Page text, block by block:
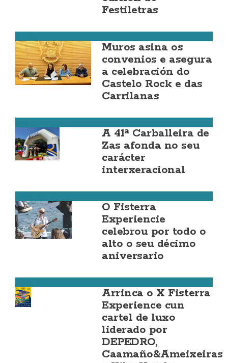
Festiletras
Muros asina os
convenios e asegura
a celebración do
Castelo Rock e das
Carrilanas
A 41ª Carballeira de
Zas afonda no seu
carácter
interxeracional
O Fisterra
Experiencie
celebrou por todo o
alto o seu décimo
aniversario
Arrinca o X Fisterra
Experience cun
cartel de luxo
liderado por
DEPEDRO,
Caamaño&Ameixeiras